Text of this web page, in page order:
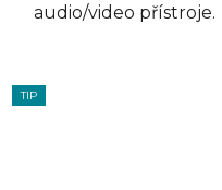
audio/video přístroje.
TIP